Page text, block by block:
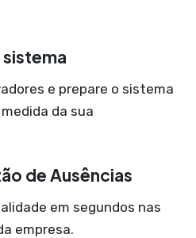
e prepare o sistema
da sua
de Ausências
em segundos nas
empresa.